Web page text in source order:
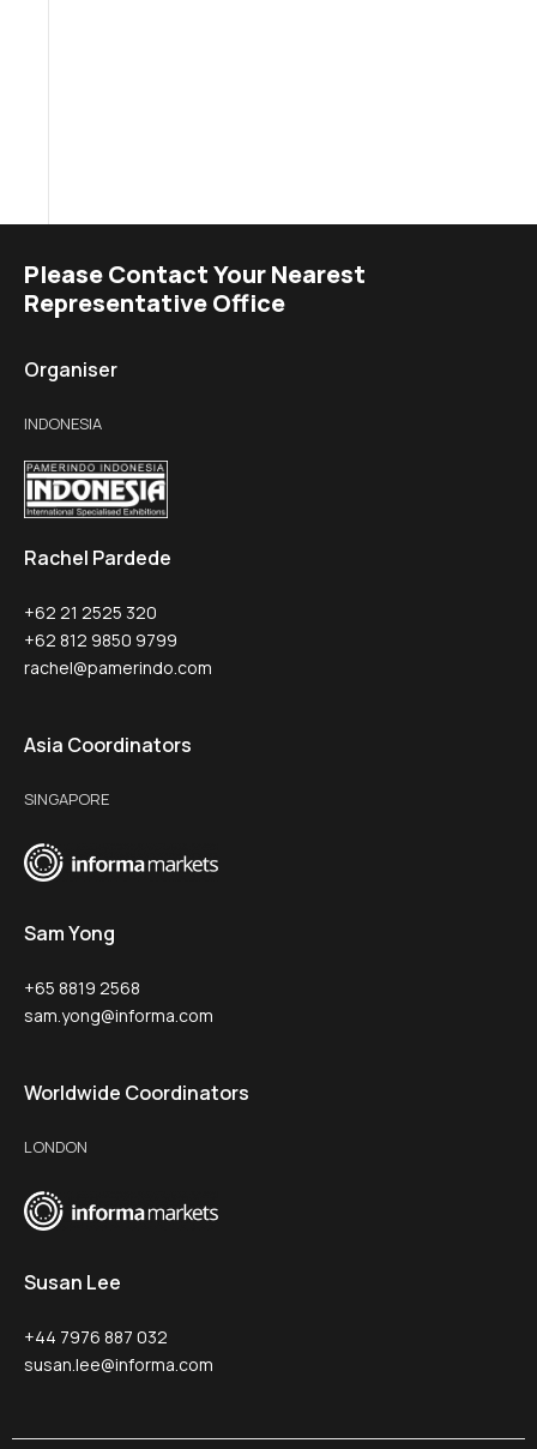
Please Contact Your Nearest
Representative Office
Organiser
INDONESIA
Rachel Pardede
+62 21 2525 320
+62 812 9850 9799
rachel@pamerindo.com
Asia Coordinators
SINGAPORE
Sam Yong
+65 8819 2568
sam.yong@informa.com
Worldwide Coordinators
LONDON
Susan Lee
+44 7976 887 032
susan.lee@informa.com